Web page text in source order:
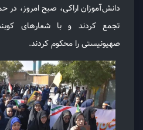
تجمع کردند و با شعارهای
صهیونیستی را محکوم کردند.